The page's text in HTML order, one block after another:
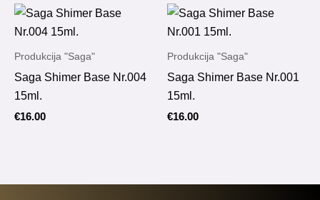
Produkcija "Saga"
Saga Shimer Base Nr.004
15ml.
€16.00
Produkcija "Saga"
Saga Shimer Base Nr.001
15ml.
€16.00